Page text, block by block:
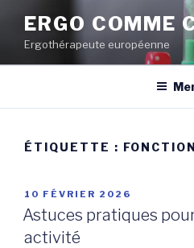
contenu
principal
ERGO COMME
Ergothérapeute européenne
ÉTIQUETTE :
PUBLIÉ
LE
10 FÉVRIER 2026
Astuces pratiques
activité